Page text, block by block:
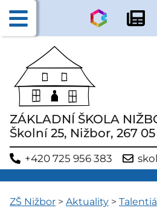
ZÁKLADNÍ ŠKOLA
Školní 25, Nižbor, 267 05
+420 725 956 383
ZŠ Nižbor > Aktuality >